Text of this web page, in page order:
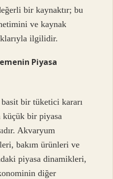
bir kaynaktır; bu
ve kaynak
ilgilidir.
Piyasa
bir tüketici kararı
küçük bir piyasa
Akvaryum
bakım ürünleri ve
piyasa dinamikleri,
diğer